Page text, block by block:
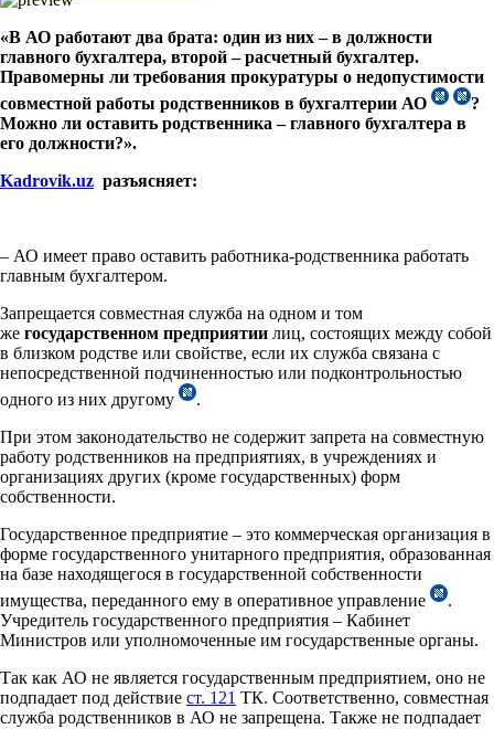
«В АО работают два брата: один из них – в должности
главного бухгалтера, второй – расчетный бухгалтер.
Правомерны ли требования прокуратуры о недопустимости
совместной работы родственников в бухгалтерии АО
?
Можно ли оставить родственника – главного бухгалтера в
его должности?».
Kadrovik.uz разъясняет:
– АО имеет право оставить работника-родственника работать
главным бухгалтером.
Запрещается совместная служба на одном и том
же государственном предприятии лиц, состоящих между собой
в близком родстве или свойстве, если их служба связана с
непосредственной подчиненностью или подконтрольностью
одного из них другому
.
При этом законодательство не содержит запрета на совместную
работу родственников на предприятиях, в учреждениях и
организациях других (кроме государственных) форм
собственности.
Государственное предприятие – это коммерческая организация в
форме государственного унитарного предприятия, образованная
на базе находящегося в государственной собственности
имущества, переданного ему в оперативное управление
.
Учредитель государственного предприятия – Кабинет
Министров или уполномоченные им государственные органы.
Так как АО не является государственным предприятием, оно не
подпадает под действие ст. 121 ТК. Соответственно, совместная
служба родственников в АО не запрещена. Также не подпадает